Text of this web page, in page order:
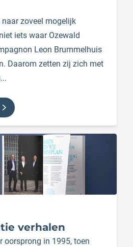
zoveel mogelijk
iets waar Ozewald
Leon Brummelhuis
Daarom zetten zij zich met
verhalen
oorsprong in 1995, toen